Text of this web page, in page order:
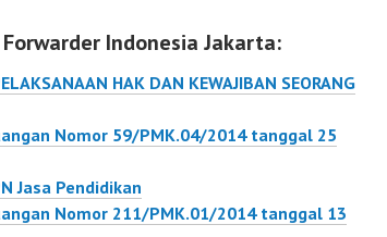
tentang Mitra Utama
211/PMK.04/2016
Perjanjian atau
Internasional.
Indonesia Jakarta:
HAK DAN KEWAJIBAN SEORANG
Nomor 59/PMK.04/2014 tanggal 25
Jasa Pendidikan
Nomor 211/PMK.01/2014 tanggal 13